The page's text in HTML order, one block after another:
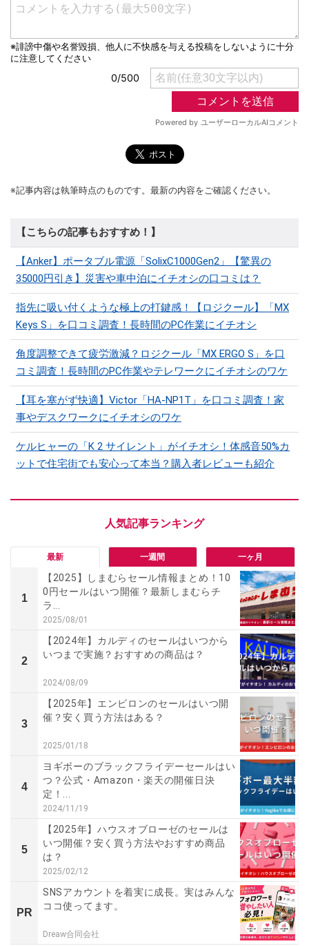
※記事内容は執筆時点のものです。最新の内容をご確認ください。
【こちらの記事もおすすめ！】
【Anker】ポータブル電源「SolixC1000Gen2」【驚異の
35000円引き】災害や車中泊にイチオシの口コミは？
指先に吸い付くような極上の打鍵感！【ロジクール】「MX
Keys S」を口コミ調査！長時間のPC作業にイチオシ
角度調整できて疲労激減？ロジクール「MX ERGO S」を口
コミ調査！長時間のPC作業やテレワークにイチオシのワケ
【耳を塞がず快適】Victor「HA-NP1T」を口コミ調査！家
事やデスクワークにイチオシのワケ
ケルヒャーの「K 2 サイレント」がイチオシ！体感音50%カ
ットで住宅街でも安心って本当？購入者レビューも紹介
最新 一週間 一ヶ月
1
【2025】しまむらセール情報まとめ！10
0円セールはいつ開催？最新しまむらチ
ラ...
2025/08/01
2
【2024年】カルディのセールはいつから
いつまで実施？おすすめの商品は？
2024/08/09
3
【2025年】エンビロンのセールはいつ開
催？安く買う方法はある？
2025/01/18
4
ヨギボーのブラックフライデーセールはい
つ？公式・Amazon・楽天の開催日決
定！...
2024/11/19
5
【2025年】ハウスオブローゼのセールは
いつ開催？安く買う方法やおすすめ商品
は？
2025/02/12
PR
SNSアカウントを着実に成長。実はみんな
ココ使ってます。
Dreaw合同会社